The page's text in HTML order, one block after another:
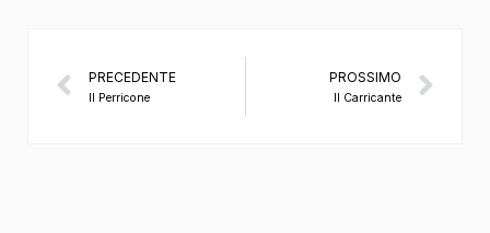
PRECEDENTE
Il Perricone
PROSSIMO
Il Carricante